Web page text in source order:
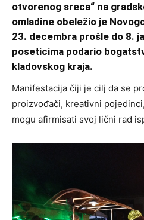
otvorenog sreca“ na
omladine obeležio je
23. decembra prošle do 8.
poseticima podario
kladovskog kraja.
Manifestacija čiji je cilj da se
proizvođači, kreativni
mogu afirmisati svoj lični rad